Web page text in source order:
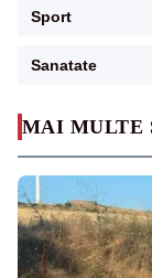
MAI MULTE
Sport
Sanatate